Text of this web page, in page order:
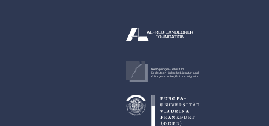
Axel Springer-Lehrstuhl
für deutsch-jüdische Literatur- und
Kulturgeschichte, Exil und Migration